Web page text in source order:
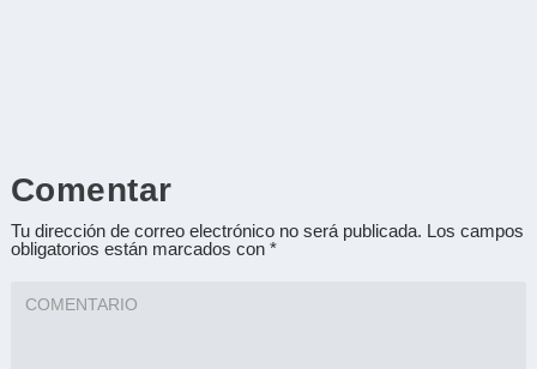
Comentar
Tu dirección de correo electrónico no será publicada. Los campos
obligatorios están marcados con *